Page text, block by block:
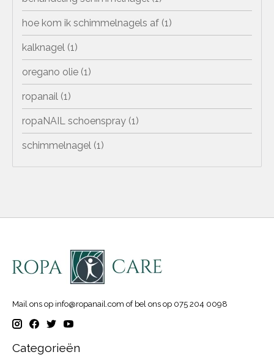
hoe kom ik schimmelnagels af (1)
kalknagel (1)
oregano olie (1)
ropanail (1)
ropaNAIL schoenspray (1)
schimmelnagel (1)
Mail ons op info@ropanail.com of bel ons op 075 204 0098
Categorieën